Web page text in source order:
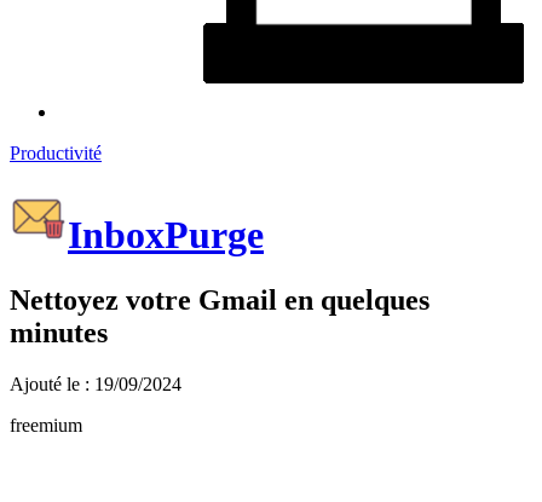
Productivité
InboxPurge
Nettoyez votre Gmail en quelques
minutes
Ajouté le : 19/09/2024
freemium